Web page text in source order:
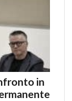
in